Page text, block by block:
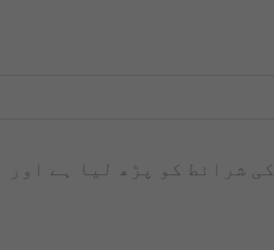
شرائط کو پڑھ لیا ہے